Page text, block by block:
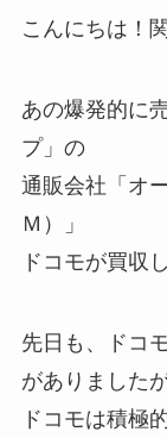
こんにちは！
あの爆発的に
プ」の
通販会社「オ
Ｍ）」
ドコモが買収
先日も、ドコ
がありましたが
ドコモは積極